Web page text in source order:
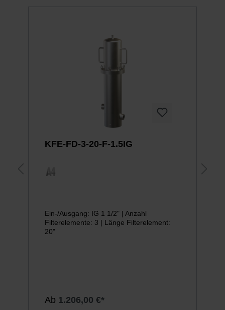
KFE-FD-3-20-F-1.5IG
Ein-/Ausgang: IG 1 1/2" | Anzahl
Filterelemente: 3 | Länge Filterelement:
20"
Ab 1.206,00 €*